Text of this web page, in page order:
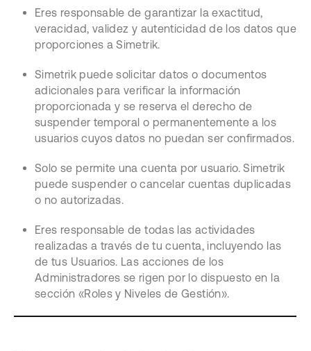
Eres responsable de garantizar la exactitud,
veracidad, validez y autenticidad de los datos que
proporciones a Simetrik.
Simetrik puede solicitar datos o documentos
adicionales para verificar la información
proporcionada y se reserva el derecho de
suspender temporal o permanentemente a los
usuarios cuyos datos no puedan ser confirmados.
Solo se permite una cuenta por usuario. Simetrik
puede suspender o cancelar cuentas duplicadas
o no autorizadas.
Eres responsable de todas las actividades
realizadas a través de tu cuenta, incluyendo las
de tus Usuarios. Las acciones de los
Administradores se rigen por lo dispuesto en la
sección «Roles y Niveles de Gestión».